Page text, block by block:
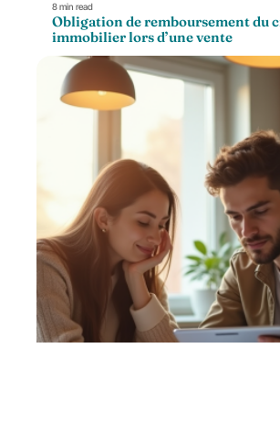
8 min read
Obligation de remboursement du
immobilier lors d’une vente